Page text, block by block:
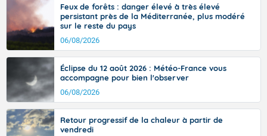
Feux de forêts : danger élevé à très élevé
persistant près de la Méditerranée, plus modéré
sur le reste du pays
06/08/2026
Éclipse du 12 août 2026 : Météo-France vous
accompagne pour bien l'observer
06/08/2026
Retour progressif de la chaleur à partir de
vendredi